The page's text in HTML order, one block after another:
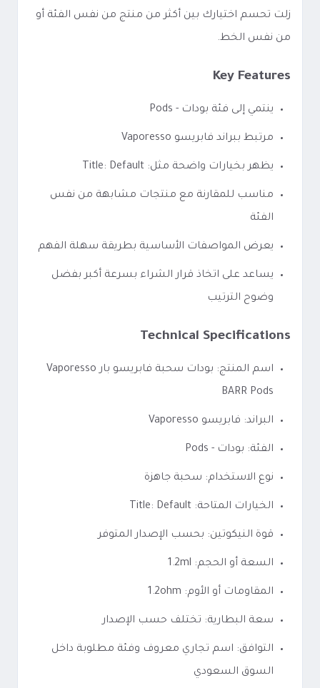
زلت تحسم اختيارك بين أكثر من منتج من نفس الفئة أو
من نفس الخط.
Key Features
ينتمي إلى فئة بودات - Pods
مرتبط ببراند فابريسو Vaporesso
يظهر بخيارات واضحة مثل: Title: Default
مناسب للمقارنة مع منتجات مشابهة من نفس
الفئة
يعرض المواصفات الأساسية بطريقة سهلة الفهم
يساعد على اتخاذ قرار الشراء بسرعة أكبر بفضل
وضوح الترتيب
Technical Specifications
اسم المنتج: بودات سحبة فابريسو بار Vaporesso
BARR Pods
البراند: فابريسو Vaporesso
الفئة: بودات - Pods
نوع الاستخدام: سحبة جاهزة
الخيارات المتاحة: Title: Default
قوة النيكوتين: بحسب الإصدار المتوفر
السعة أو الحجم: 1.2ml
المقاومات أو الأوم: 1.2ohm
سعة البطارية: تختلف حسب الإصدار
التوافق: اسم تجاري معروف وفئة مطلوبة داخل
السوق السعودي